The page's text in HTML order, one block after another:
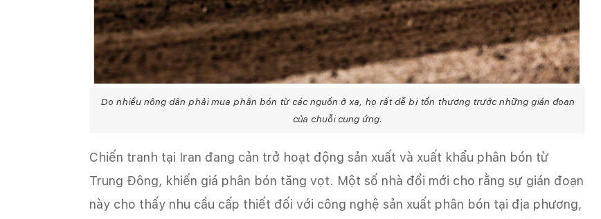
Do nhiều nông dân phải mua phân bón từ các nguồn ở xa, họ rất dễ bị tổn thương trước những gián đoạn
của chuỗi cung ứng.
Chiến tranh tại Iran đang cản trở hoạt động sản xuất và xuất khẩu phân bón từ
Trung Đông, khiến giá phân bón tăng vọt. Một số nhà đổi mới cho rằng sự gián đoạn
này cho thấy nhu cầu cấp thiết đối với công nghệ sản xuất phân bón tại địa phương,